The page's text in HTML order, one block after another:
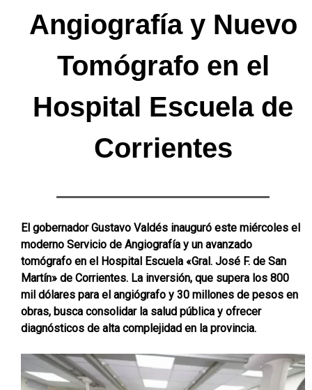
Angiografía y Nuevo
Tomógrafo en el
Hospital Escuela de
Corrientes
El gobernador Gustavo Valdés inauguró este miércoles el
moderno Servicio de Angiografía y un avanzado
tomógrafo en el Hospital Escuela «Gral. José F. de San
Martín» de Corrientes. La inversión, que supera los 800
mil dólares para el angiógrafo y 30 millones de pesos en
obras, busca consolidar la salud pública y ofrecer
diagnósticos de alta complejidad en la provincia.